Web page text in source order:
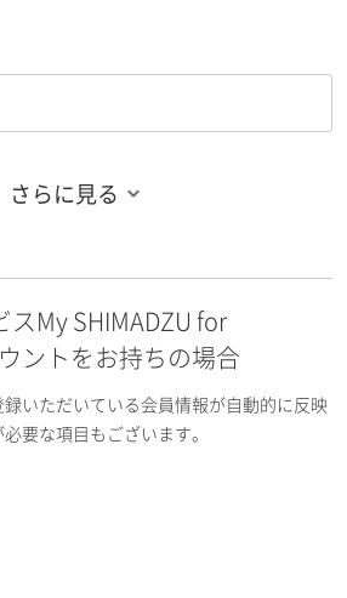
角英数）
さらに見る
スMy SHIMADZU for
ントをお持ちの場合
いただいている会員情報が自動的に反映
要な項目もございます。